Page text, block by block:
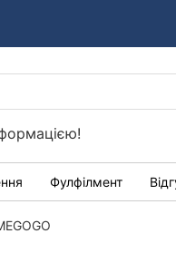
Фулфілмент